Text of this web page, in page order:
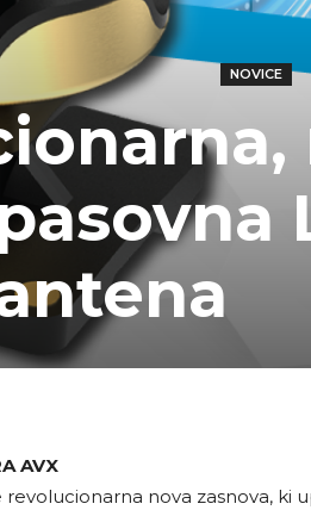
NOVICE
AVX
nova zasnova, ki